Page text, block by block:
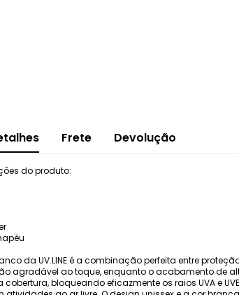
Frete Devolução
do produto:
da UV.LINE é a combinação perfeita entre
agradável ao toque, enquanto o acabamento de
bloqueando eficazmente os raios UVA e